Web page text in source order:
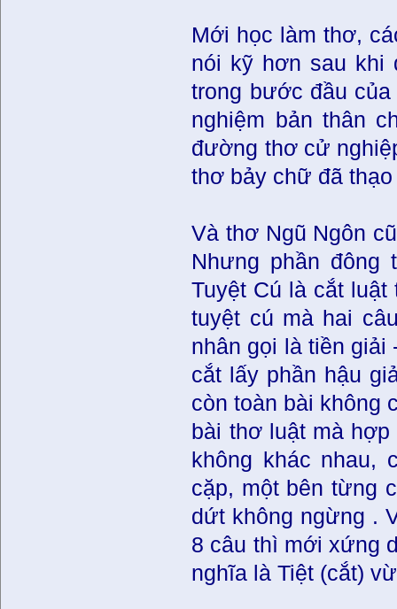
Mới học làm thơ,
nói kỹ hơn sau khi
trong bước đầu
nghiệm bản thân
đường thơ cử
thơ bảy chữ đã
Và thơ Ngũ Ngôn
Nhưng phần
Tuyệt Cú là cắt
tuyệt cú mà hai
nhân gọi là tiền giải
cắt lấy phần hậu
còn toàn bài không
bài thơ luật mà
không khác nhau,
cặp, một bên từng
dứt không ngừng .
8 câu thì mới xứng
nghĩa là Tiệt (cắt)